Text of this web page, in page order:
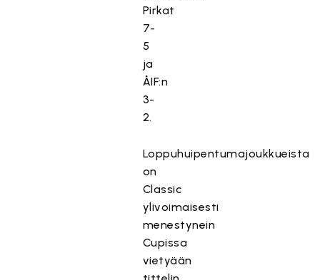
Pirkat
7-
5
ja
ÅIF:n
3-
2.
Loppuhuipentumajoukkueista
on
Classic
ylivoimaisesti
menestynein
Cupissa
vietyään